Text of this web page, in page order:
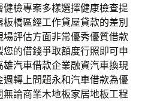
檢專案多樣選擇健康檢查提
橋區經工作貸屋貸款的差別
評估方面非常優秀優質借款
您的借錢爭取額度行照即可申
雄汽車借款企業融資汽車換現
週轉上問題永和汽車借款為優
論商業木地板家居地板工程